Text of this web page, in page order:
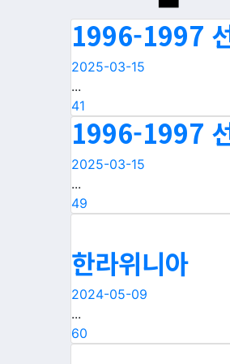
1996-1997
2025-03-15
...
41
1996-1997
2025-03-15
...
49
한라위니아
2024-05-09
...
60